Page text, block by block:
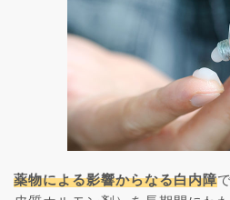
薬物による影響からなる白内障